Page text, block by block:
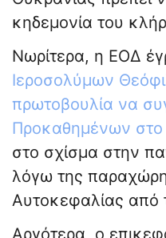
κηδεμονία του
Νωρίτερα, η ΕΟΔ
Ιεροσολύμων
πρωτοβουλία να
Προκαθημένων
στο σχίσμα στην
λόγω της
Αυτοκεφαλίας από